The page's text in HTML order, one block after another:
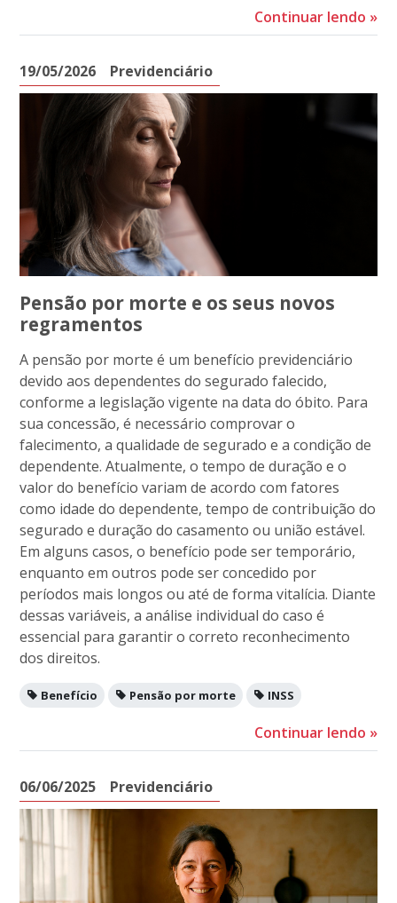
Continuar lendo »
19/05/2026 Previdenciário
Pensão por morte e os seus novos
regramentos
A pensão por morte é um benefício previdenciário
devido aos dependentes do segurado falecido,
conforme a legislação vigente na data do óbito. Para
sua concessão, é necessário comprovar o
falecimento, a qualidade de segurado e a condição de
dependente. Atualmente, o tempo de duração e o
valor do benefício variam de acordo com fatores
como idade do dependente, tempo de contribuição do
segurado e duração do casamento ou união estável.
Em alguns casos, o benefício pode ser temporário,
enquanto em outros pode ser concedido por
períodos mais longos ou até de forma vitalícia. Diante
dessas variáveis, a análise individual do caso é
essencial para garantir o correto reconhecimento
dos direitos.
Benefício Pensão por morte INSS
Continuar lendo »
06/06/2025 Previdenciário